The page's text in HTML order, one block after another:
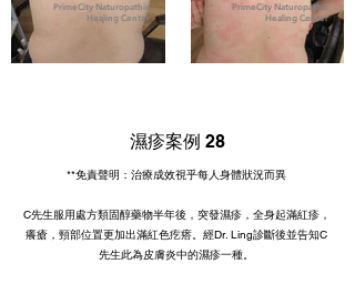
PrimeCity Naturopathic
Healing Center
PrimeCity Naturopathic
Healing Center
濕疹案例 28
**免責聲明：治療成效視乎每人身體狀況而異
C先生服用處方類固醇藥物半年後，突發濕疹，全身起滿紅疹，
癢瘡，頸部位置更加出滿紅色疙瘩。經Dr. Ling診斷後並告知C
先生此為皮膚炎中的濕疹一種。